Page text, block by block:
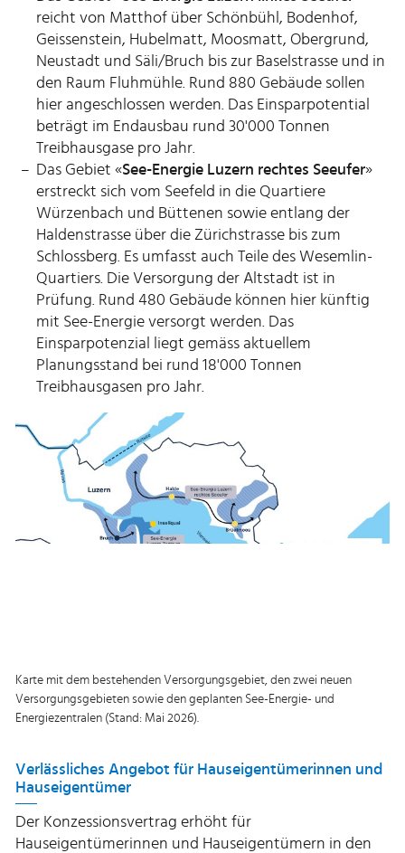
reicht von Matthof über Schönbühl, Bodenhof,
Geissenstein, Hubelmatt, Moosmatt, Obergrund,
Neustadt und Säli/Bruch bis zur Baselstrasse und in
den Raum Fluhmühle. Rund 880 Gebäude sollen
hier angeschlossen werden. Das Einsparpotential
beträgt im Endausbau rund 30'000 Tonnen
Treibhausgase pro Jahr.
Das Gebiet «See-Energie Luzern rechtes Seeufer»
erstreckt sich vom Seefeld in die Quartiere
Würzenbach und Büttenen sowie entlang der
Haldenstrasse über die Zürichstrasse bis zum
Schlossberg. Es umfasst auch Teile des Wesemlin-
Quartiers. Die Versorgung der Altstadt ist in
Prüfung. Rund 480 Gebäude können hier künftig
mit See-Energie versorgt werden. Das
Einsparpotenzial liegt gemäss aktuellem
Planungsstand bei rund 18'000 Tonnen
Treibhausgasen pro Jahr.
Karte mit dem bestehenden Versorgungsgebiet, den zwei neuen
Versorgungsgebieten sowie den geplanten See-Energie- und
Energiezentralen (Stand: Mai 2026).
Verlässliches Angebot für Hauseigentümerinnen und
Hauseigentümer
Der Konzessionsvertrag erhöht für
Hauseigentümerinnen und Hauseigentümern in den